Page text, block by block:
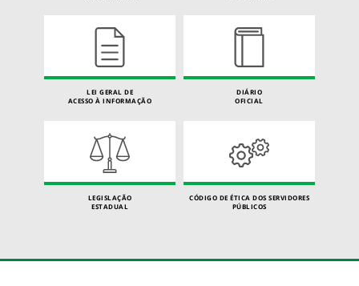
LEI GERAL DE
ACESSO À INFORMAÇÃO
DIÁRIO
OFICIAL
LEGISLAÇÃO
ESTADUAL
CÓDIGO DE ÉTICA DOS SERVIDORES
PÚBLICOS